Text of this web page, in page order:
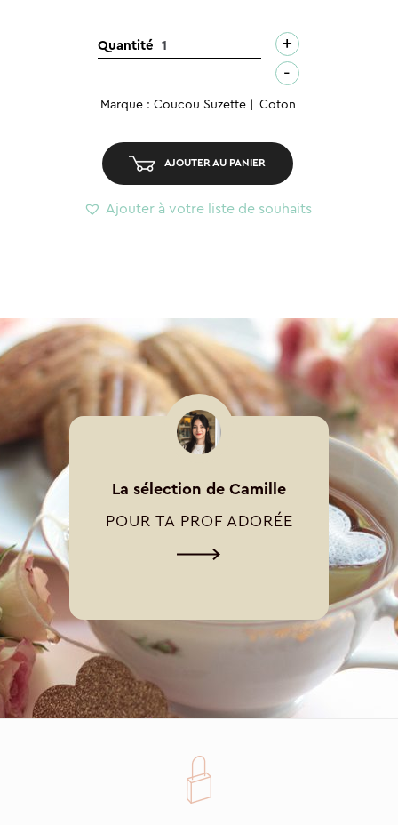
Quantitéquantité
-
+
-
Marque : Coucou Suzette Coton
AJOUTER AU PANIER
Ajouter à votre liste de souhaits
La sélection de Camille
POUR TA PROF ADORÉE